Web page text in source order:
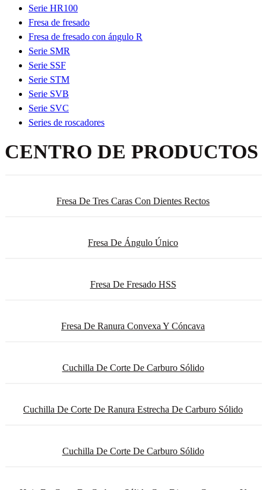
Serie HR100
Fresa de fresado
Fresa de fresado con ángulo R
Serie SMR
Serie SSF
Serie STM
Serie SVB
Serie SVC
Series de roscadores
CENTRO DE PRODUCTOS
Fresa De Tres Caras Con Dientes Rectos
Fresa De Ángulo Único
Fresa De Fresado HSS
Fresa De Ranura Convexa Y Cóncava
Cuchilla De Corte De Carburo Sólido
Cuchilla De Corte De Ranura Estrecha De Carburo Sólido
Cuchilla De Corte De Carburo Sólido